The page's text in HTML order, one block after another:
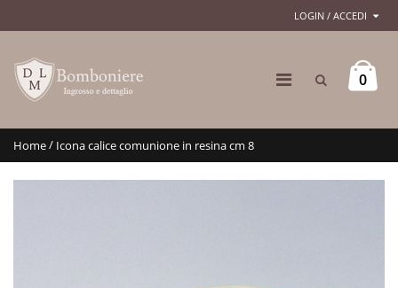
LOGIN / ACCEDI
0
Home/ Icona calice comunione in resina cm 8